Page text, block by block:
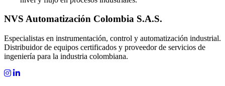
NVS Automatización Colombia S.A.S.
Especialistas en instrumentación, control y automatización industrial.
Distribuidor de equipos certificados y proveedor de servicios de
ingeniería para la industria colombiana.